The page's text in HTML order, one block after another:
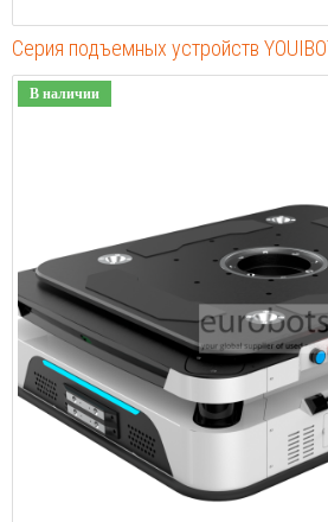
Серия подъемных устройств
В наличии